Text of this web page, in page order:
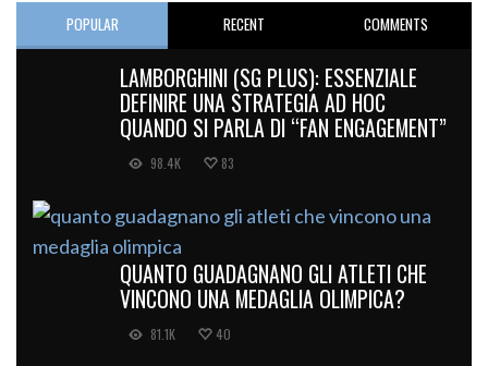
POPULAR RECENT COMMENTS
LAMBORGHINI (SG PLUS): ESSENZIALE
DEFINIRE UNA STRATEGIA AD HOC
QUANDO SI PARLA DI “FAN ENGAGEMENT”
98.4K 83
QUANTO GUADAGNANO GLI ATLETI CHE
VINCONO UNA MEDAGLIA OLIMPICA?
81.1K 40